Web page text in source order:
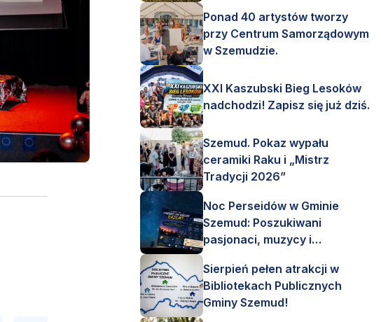
Ponad 40 artystów tworzy
przy Centrum Samorządowym
w Szemudzie.
XXI Kaszubski Bieg Lesoków
nadchodzi! Zapisz się już dziś.
Szemud. Pokaz wypału
ceramiki Raku i „Mistrz
Tradycji 2026”
Noc Perseidów w Gminie
Szemud: Poszukiwani
pasjonaci, muzycy i
Sierpień pełen atrakcji w
Bibliotekach Publicznych
Gminy Szemud!